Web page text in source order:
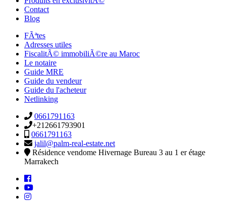
Contact
Blog
FÃªtes
Adresses utiles
FiscalitÃ© immobiliÃ©re au Maroc
Le notaire
Guide MRE
Guide du vendeur
Guide du l'acheteur
Netlinking
0661791163
+212661793901
0661791163
jalil@palm-real-estate.net
Résidence vendome Hivernage Bureau 3 au 1 er étage
Marrakech